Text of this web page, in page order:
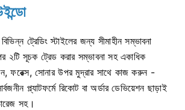
বিভিন্ন ট্রেডিং স্টাইলের জন্য সীমাহীন সম্ভাবনা
২টি সূচক ট্রেড করার সম্ভাবনা সহ একাধিক
ফরেক্স, সোনার উপর মুদ্রার সাথে কাজ করুন -
প্ল্যাটফর্মে রিকোট বা অর্ডার ডেভিয়েশন ছাড়াই
সহ।